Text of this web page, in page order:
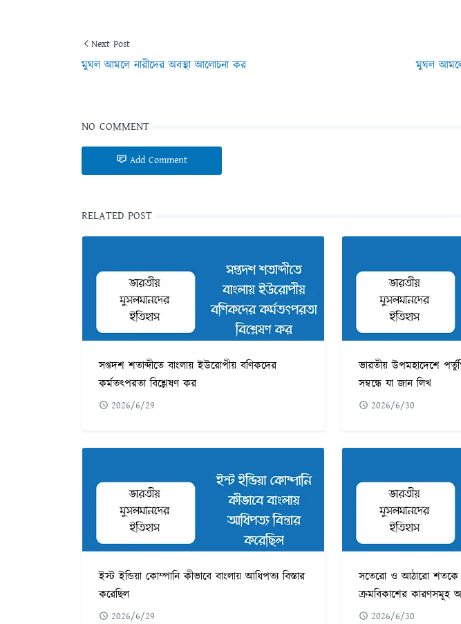
Next Post
মুঘল আমলে নারীদের অবস্থা আলোচনা কর মুঘল
NO COMMENT
Add Comment
RELATED POST
সপ্তদশ শতাব্দীতে বাংলায় ইউরোপীয় বণিকদের
কর্মতৎপরতা বিশ্লেষণ কর
2026/6/29
ভারতীয় উপমহাদেশে
সম্বন্ধে যা জান লিখ
2026/6/30
ইস্ট ইন্ডিয়া কোম্পানি কীভাবে বাংলায় আধিপত্য বিস্তার
করেছিল
2026/6/29
সতেরো ও আঠারো শতকে
ক্রমবিকাশের কারণসমূহ
2026/6/30